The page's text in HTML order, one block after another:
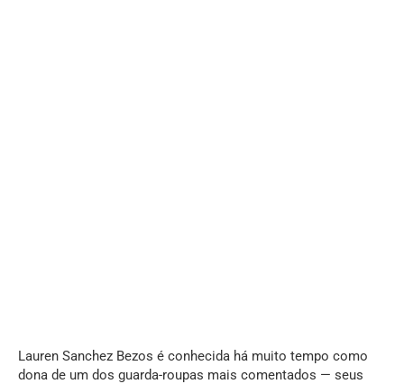
Lauren Sanchez Bezos é conhecida há muito tempo como
dona de um dos guarda-roupas mais comentados — seus